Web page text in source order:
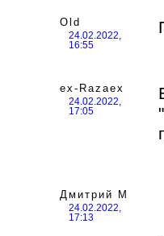
Old
24.02.2022,
16:55
ex-Razaex
24.02.2022,
17:05
Дмитрий М
24.02.2022,
17:13